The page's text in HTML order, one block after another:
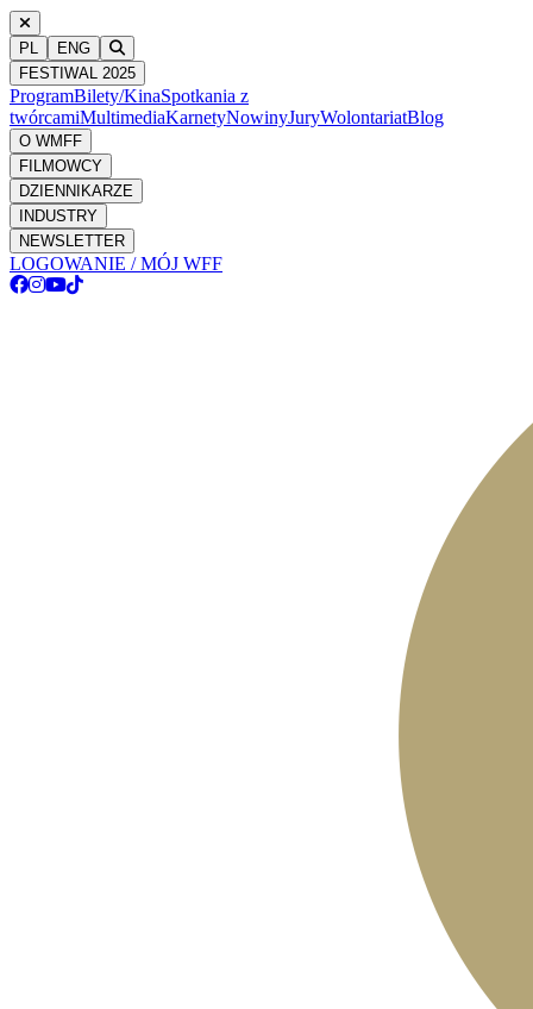
PL
ENG
FESTIWAL 2025
ProgramBilety/KinaSpotkania z
twórcamiMultimediaKarnetyNowinyJuryWolontariatBlog
O WMFF
FILMOWCY
DZIENNIKARZE
INDUSTRY
NEWSLETTER
LOGOWANIE / MÓJ WFF